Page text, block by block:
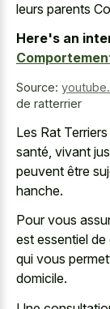
leurs parents
Here's an
Source:
de ratterrier
Les Rat
santé, vivant
peuvent être
hanche.
Pour vous
est essentiel
qui vous
domicile.